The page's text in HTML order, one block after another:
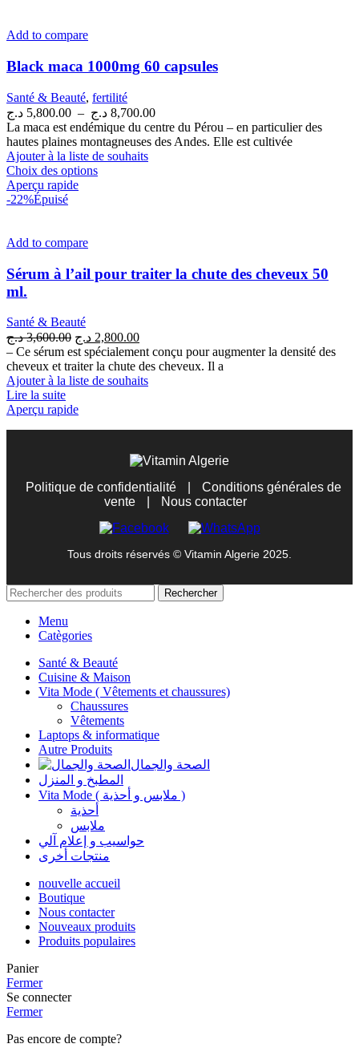
Add to compare
Black maca 1000mg 60 capsules
Santé & Beauté, fertilité
5,800.00 د.ج – 8,700.00 د.ج
Plage
de
prix :
La maca est endémique du centre du Pérou – en particulier des
hautes plaines montagneuses des Andes. Elle est cultivée
Ajouter à la liste de souhaits
Choix des optionsCe
peuvent
être
page
du
produit
Aperçu rapide
-22%Épuisé
Add to compare
Sérum à l’ail pour traiter la chute des cheveux 50
ml.
Santé & Beauté
3,600.00 د.ج
Le
prix
initial
était :
2,800.00 د.ج
Le
prix
actuel
est :
– Ce sérum est spécialement conçu pour augmenter la densité des
cheveux et traiter la chute des cheveux. Il a
Ajouter à la liste de souhaits
Lire la suite
Aperçu rapide
Politique de confidentialité
Conditions générales de
vente
Nous contacter
Tous droits réservés © Vitamin Algerie 2025.
Rechercher
Menu
Catègories
Santé & Beauté
Cuisine & Maison
Vita Mode ( Vêtements et chaussures)
Chaussures
Vêtements
Laptops & informatique
Autre Produits
الصحة والجمال
المطبخ و المنزل
Vita Mode ( ملابس و أحذية )
أحذية
ملابس
حواسيب و إعلام آلي
منتجات أخرى
nouvelle accueil
Boutique
Nous contacter
Nouveaux produits
Produits populaires
Panier
Fermer
Se connecter
Fermer
Pas encore de compte?